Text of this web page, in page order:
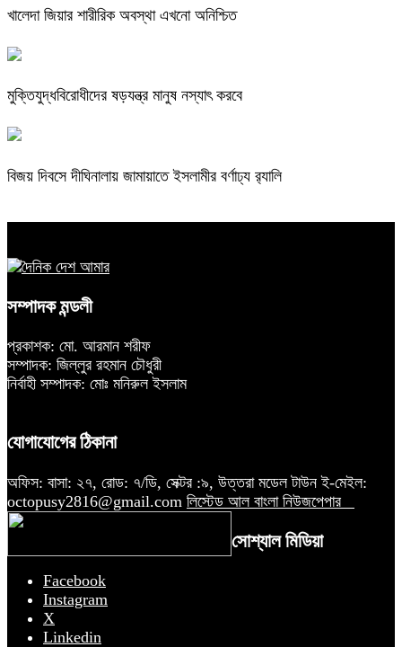
খালেদা জিয়ার শারীরিক অবস্থা এখনো অনিশ্চিত
মুক্তিযুদ্ধবিরোধীদের ষড়যন্ত্র মানুষ নস্যাৎ করবে
বিজয় দিবসে দীঘিনালায় জামায়াতে ইসলামীর বর্ণাঢ্য র‍্যালি
সম্পাদক মন্ডলী
প্রকাশক: মো. আরমান শরীফ
সম্পাদক: জিল্লুর রহমান চৌধুরী
নির্বাহী সম্পাদক: মোঃ মনিরুল ইসলাম
যোগাযোগের ঠিকানা
অফিস: বাসা: ২৭, রোড: ৭/ডি, সেক্টর :৯, উত্তরা মডেল টাউন ই-মেইল:
octopusy2816@gmail.com লিস্টেড আল বাংলা নিউজপেপার
সোশ্যাল মিডিয়া
Facebook
Instagram
X
Linkedin